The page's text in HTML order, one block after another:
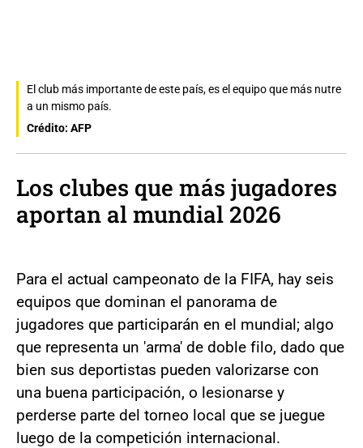
El club más importante de este país, es el equipo que más nutre
a un mismo país.
Crédito: AFP
Los clubes que más jugadores
aportan al mundial 2026
Para el actual campeonato de la FIFA, hay seis
equipos que dominan el panorama de
jugadores que participarán en el mundial; algo
que representa un 'arma' de doble filo, dado que
bien sus deportistas pueden valorizarse con
una buena participación, o lesionarse y
perderse parte del torneo local que se juegue
luego de la competición internacional.